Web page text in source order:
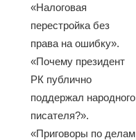
«Налоговая
перестройка без
права на ошибку».
«Почему президент
РК публично
поддержал народного
писателя?».
«Приговоры по делам